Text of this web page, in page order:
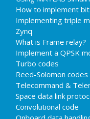
How to implement
Implementing triple
Zynq
What is Frame relay?
Implement a QPSK
Turbo codes
Reed-Solomon codes
Telecommand &
Space data link
Convolutional code